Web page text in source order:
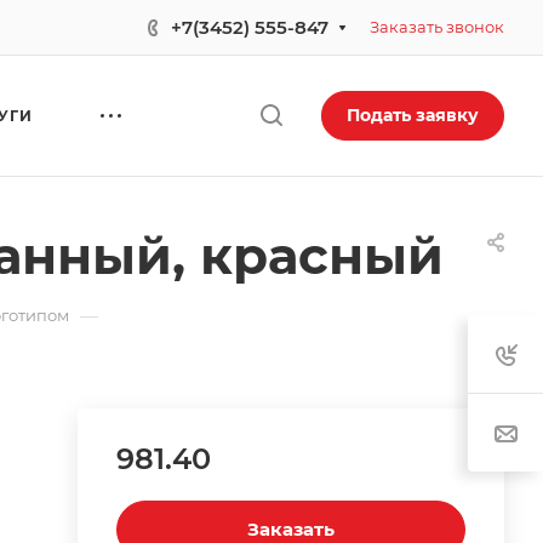
+7(3452) 555-847 Заказать звонок
Подать заявку
красный
—
981.40
Заказать